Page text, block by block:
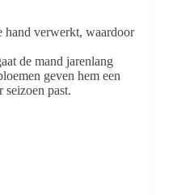
hand verwerkt, waardoor
de mand jarenlang
geven hem een
past.